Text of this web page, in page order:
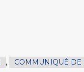
, COMMUNIQUÉ DE